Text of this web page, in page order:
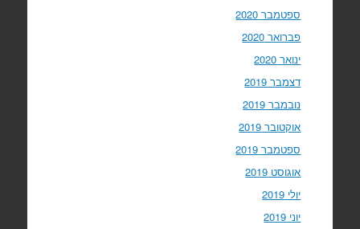
ספטמבר 2020
פברואר 2020
ינואר 2020
דצמבר 2019
נובמבר 2019
אוקטובר 2019
ספטמבר 2019
אוגוסט 2019
יולי 2019
יוני 2019